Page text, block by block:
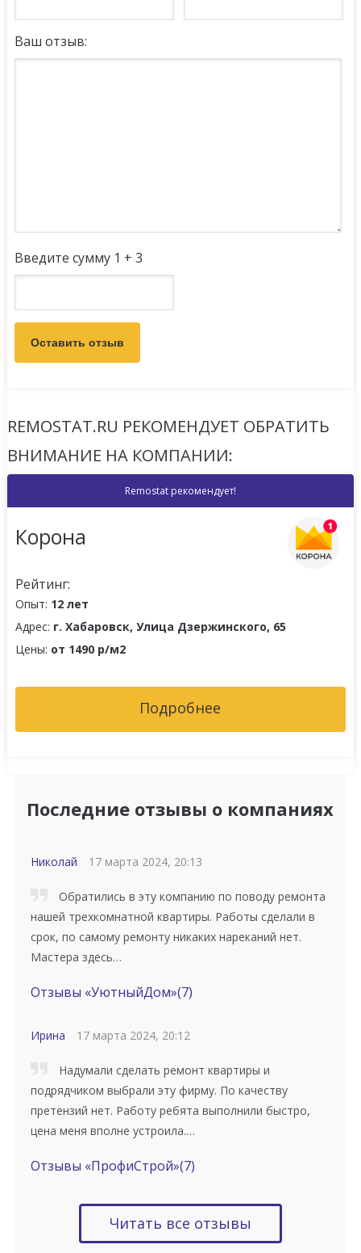
Ваш отзыв:
Введите сумму 1 + 3
REMOSTAT.RU РЕКОМЕНДУЕТ ОБРАТИТЬ
ВНИМАНИЕ НА КОМПАНИИ:
Remostat рекомендует!
Корона
Рейтинг:
Опыт: 12 лет
Адрес: г. Хабаровск, Улица Дзержинского, 65
Цены: от 1490 р/м2
Подробнее
Последние отзывы о компаниях
Николай 17 марта 2024, 20:13
Обратились в эту компанию по поводу ремонта
нашей трехкомнатной квартиры. Работы сделали в
срок, по самому ремонту никаких нареканий нет.
Мастера здесь…
Отзывы «УютныйДом»(7)
Ирина 17 марта 2024, 20:12
Надумали сделать ремонт квартиры и
подрядчиком выбрали эту фирму. По качеству
претензий нет. Работу ребята выполнили быстро,
цена меня вполне устроила.…
Отзывы «ПрофиСтрой»(7)
Читать все отзывы